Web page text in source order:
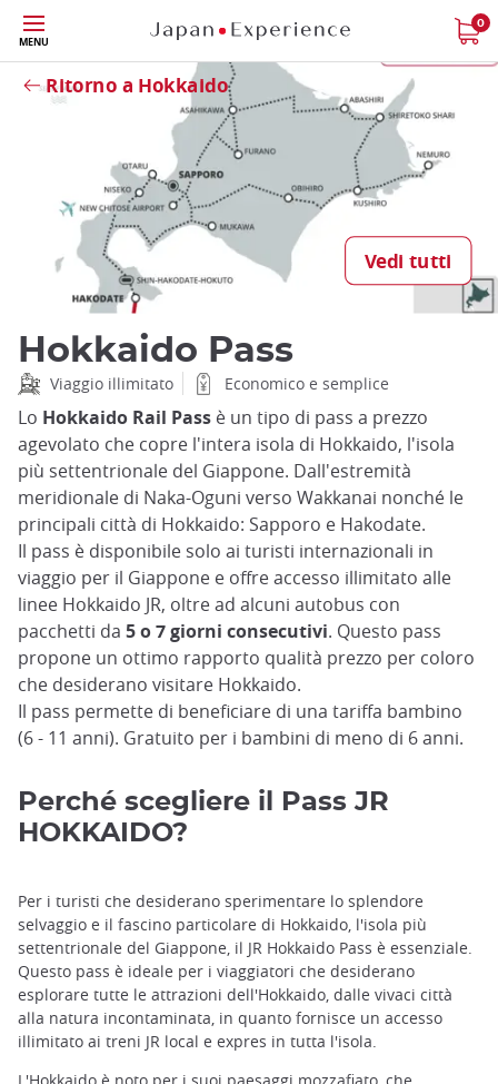
Skip
to
main
content
MENU
0
Ritorno a Hokkaido
Vedi tutti
Hokkaido Pass
Viaggio illimitato Economico e semplice
Lo Hokkaido Rail Pass è un tipo di pass a prezzo
agevolato che copre l'intera isola di Hokkaido, l'isola
più settentrionale del Giappone. Dall'estremità
meridionale di Naka-Oguni verso Wakkanai nonché le
principali città di Hokkaido: Sapporo e Hakodate.
Il pass è disponibile solo ai turisti internazionali in
viaggio per il Giappone e offre accesso illimitato alle
linee Hokkaido JR, oltre ad alcuni autobus con
pacchetti da 5 o 7 giorni consecutivi. Questo pass
propone un ottimo rapporto qualità prezzo per coloro
che desiderano visitare Hokkaido.
Il pass permette di beneficiare di una tariffa bambino
(6 - 11 anni). Gratuito per i bambini di meno di 6 anni.
Perché scegliere il Pass JR
HOKKAIDO?
Per i turisti che desiderano sperimentare lo splendore
selvaggio e il fascino particolare di Hokkaido, l'isola più
settentrionale del Giappone, il JR Hokkaido Pass è essenziale.
Questo pass è ideale per i viaggiatori che desiderano
esplorare tutte le attrazioni dell'Hokkaido, dalle vivaci città
alla natura incontaminata, in quanto fornisce un accesso
illimitato ai treni JR local e expres in tutta l'isola.